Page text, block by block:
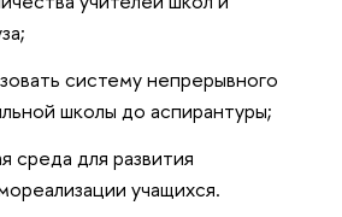
систему непрерывного
школы до аспирантуры;
среда для развития
учащихся.